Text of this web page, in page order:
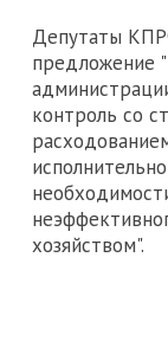
Депутаты
предложение
контроль со
хозяйством".